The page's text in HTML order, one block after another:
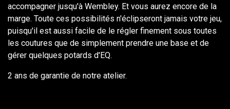
accompagner jusqu'à Wembley. Et vous aurez encore de la
marge. Toute ces possibilités n'éclipseront jamais votre jeu,
puisqu'il est aussi facile de le régler finement sous toutes
les coutures que de simplement prendre une base et de
gérer quelques potards d'EQ.
2 ans de garantie de notre atelier.